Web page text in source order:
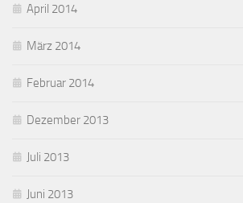
April 2014
März 2014
Februar 2014
Dezember 2013
Juli 2013
Juni 2013